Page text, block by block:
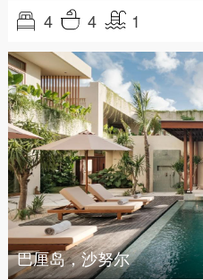
4 4 1
巴厘岛，沙努尔